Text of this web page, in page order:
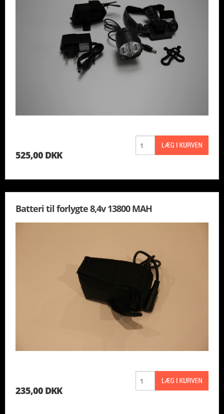
525,00 DKK
Batteri til forlygte 8,4v 13800 MAH
235,00 DKK